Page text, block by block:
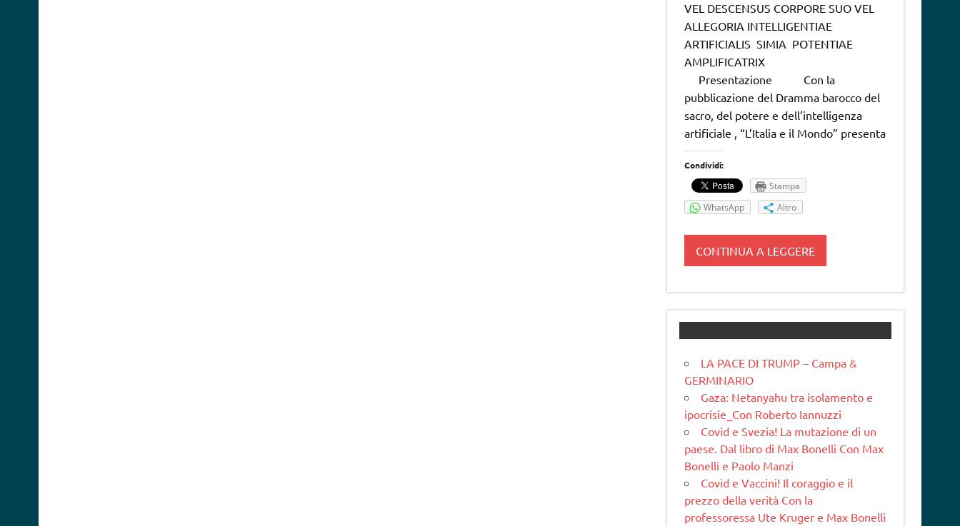
VEL DESCENSUS CORPORE SUO VEL
ALLEGORIA INTELLIGENTIAE
ARTIFICIALIS SIMIA POTENTIAE
AMPLIFICATRIX
Presentazione Con la
pubblicazione del Dramma barocco del
sacro, del potere e dell’intelligenza
artificiale , “L’Italia e il Mondo” presenta
Condividi:
Stampa
WhatsApp
Altro
CONTINUA A LEGGERE
LA PACE DI TRUMP – Campa &
GERMINARIO
Gaza: Netanyahu tra isolamento e
ipocrisie_Con Roberto Iannuzzi
Covid e Svezia! La mutazione di un
paese. Dal libro di Max Bonelli Con Max
Bonelli e Paolo Manzi
Covid e Vaccini! Il coraggio e il
prezzo della verità Con la
professoressa Ute Kruger e Max Bonelli